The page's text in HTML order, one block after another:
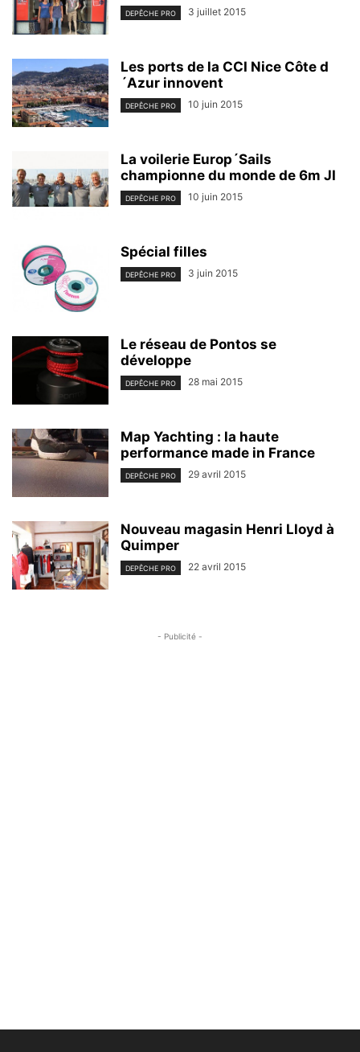
DEPÊCHE PRO 3 juillet 2015
Les ports de la CCI Nice Côte d
´Azur innovent
DEPÊCHE PRO 10 juin 2015
La voilerie Europ´Sails
championne du monde de 6m JI
DEPÊCHE PRO 10 juin 2015
Spécial filles
DEPÊCHE PRO 3 juin 2015
Le réseau de Pontos se
développe
DEPÊCHE PRO 28 mai 2015
Map Yachting : la haute
performance made in France
DEPÊCHE PRO 29 avril 2015
Nouveau magasin Henri Lloyd à
Quimper
DEPÊCHE PRO 22 avril 2015
- Publicité -